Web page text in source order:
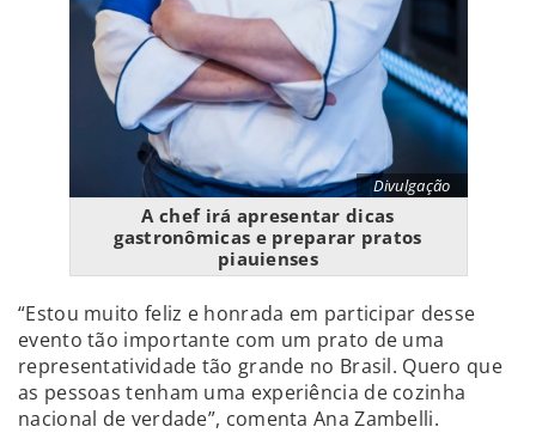
Divulgação
A chef irá apresentar dicas
gastronômicas e preparar pratos
piauienses
“Estou muito feliz e honrada em participar desse
evento tão importante com um prato de uma
representatividade tão grande no Brasil. Quero que
as pessoas tenham uma experiência de cozinha
nacional de verdade”, comenta Ana Zambelli.